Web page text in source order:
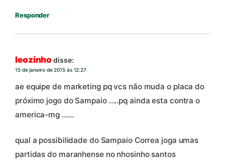
Responder
leozinho disse:
15 de janeiro de 2015 às 12:27
ae equipe de marketing pq vcs não muda o placa do
próximo jogo do Sampaio …..pq ainda esta contra o
america-mg ……
qual a possibilidade do Sampaio Correa joga umas
partidas do maranhense no nhosinho santos